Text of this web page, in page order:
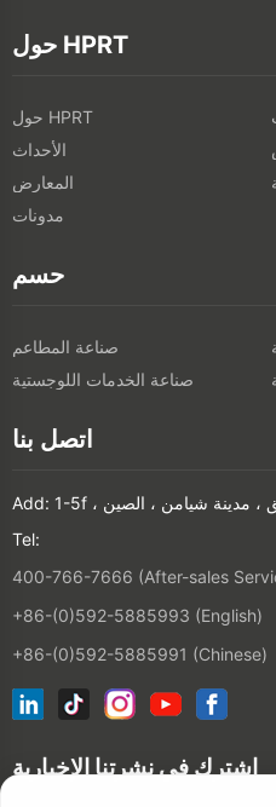
حول HPRT
حول HPRT
الأحداث
المعارض
مدونات
حسم
صناعة المطاعم
صناعة الخدمات اللوجستية
اتصل بنا
Tel:
400-766-7666 (After-sales
+86-(0)592-5885993 (English)
+86-(0)592-5885991 (Chinese)
اشترك في نشرتنا الإخبارية